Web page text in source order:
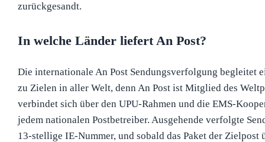
zurückgesandt.
In welche Länder liefert An Post?
Die internationale An Post Sendungsverfolgung begleitet
zu Zielen in aller Welt, denn An Post ist Mitglied des
verbindet sich über den UPU-Rahmen und die EMS-
jedem nationalen Postbetreiber. Ausgehende verfolgte
13-stellige IE-Nummer, und sobald das Paket der Zielpost